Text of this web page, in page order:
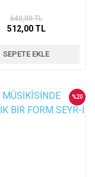
640,00 TL
512,00 TL
SEPETE EKLE
%20